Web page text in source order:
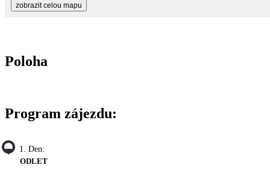
zobrazit celou mapu
Poloha
Program zájezdu:
1. Den:
ODLET